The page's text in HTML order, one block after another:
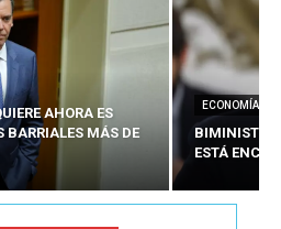
AHORA ES
BARRIALES MÁS DE
ECONOMÍA
BIMINISTRO
ESTÁ